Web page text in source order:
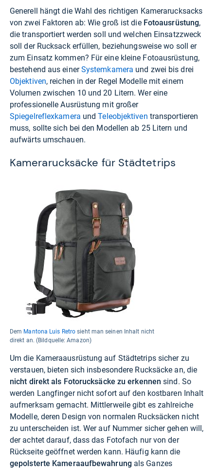
Generell hängt die Wahl des richtigen Kamerarucksacks
von zwei Faktoren ab: Wie groß ist die Fotoausrüstung,
die transportiert werden soll und welchen Einsatzzweck
soll der Rucksack erfüllen, beziehungsweise wo soll er
zum Einsatz kommen? Für eine kleine Fotoausrüstung,
bestehend aus einerSystemkamera und zwei bis drei
Objektiven, reichen in der Regel Modelle mit einem
Volumen zwischen 10 und 20 Litern. Wer eine
professionelle Ausrüstung mit großer
Spiegelreflexkamera undTeleobjektiven transportieren
muss, sollte sich bei den Modellen ab 25 Litern und
aufwärts umschauen.
Kamerarucksäcke für Städtetrips
Dem Mantona Luis Retro sieht man seinen Inhalt nicht
direkt an. (Bildquelle: Amazon)
Um die Kameraausrüstung auf Städtetrips sicher zu
verstauen, bieten sich insbesondere Rucksäcke an, die
nicht direkt als Fotorucksäcke zu erkennen sind. So
werden Langfinger nicht sofort auf den kostbaren Inhalt
aufmerksam gemacht. Mittlerweile gibt es zahlreiche
Modelle, deren Design von normalen Rucksäcken nicht
zu unterscheiden ist. Wer auf Nummer sicher gehen will,
der achtet darauf, dass das Fotofach nur von der
Rückseite geöffnet werden kann. Häufig kann die
gepolsterte Kameraaufbewahrung als Ganzes